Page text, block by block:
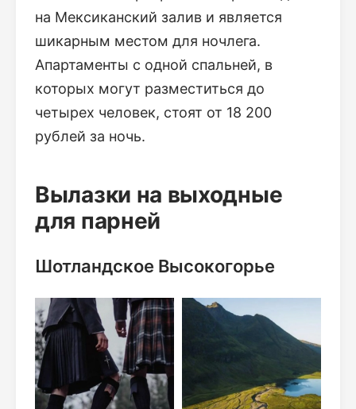
на Мексиканский залив и является
шикарным местом для ночлега.
Апартаменты с одной спальней, в
которых могут разместиться до
четырех человек, стоят от 18 200
рублей за ночь.
Вылазки на выходные
для парней
Шотландское Высокогорье